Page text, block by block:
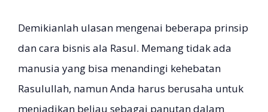
Demikianlah ulasan mengenai beberapa prinsip
dan cara bisnis ala Rasul. Memang tidak ada
manusia yang bisa menandingi kehebatan
Rasulullah, namun Anda harus berusaha untuk
menjadikan beliau sebagai panutan dalam